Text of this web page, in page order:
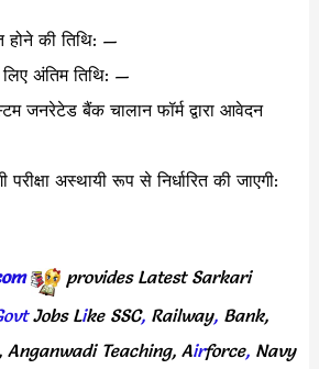
होने की तिथि: —
अंतिम तिथि: —
जनरेटेड बैंक चालान फॉर्म द्वारा आवेदन
परीक्षा अस्थायी रूप से निर्धारित की जाएगी:
provides Latest Sarkari
Jobs Like SSC, Railway, Bank,
Anganwadi Teaching, Airforce, Navy